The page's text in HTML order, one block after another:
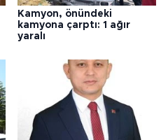
Kamyon, önündeki
kamyona çarptı: 1 ağır
yaralı